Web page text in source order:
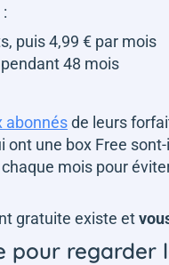
puis 4,99 € par mois
pendant 48 mois
abonnésde leurs
ont une box Free
mois pour
gratuite existe et
pour regarder